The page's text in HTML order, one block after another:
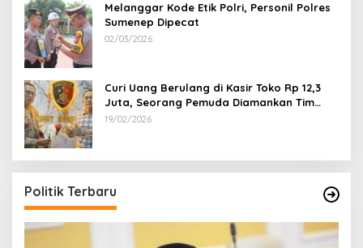
Melanggar Kode Etik Polri, Personil Polres
Sumenep Dipecat
02/03/2026
Curi Uang Berulang di Kasir Toko Rp 12,3
Juta, Seorang Pemuda Diamankan Tim
Reskrim Polsek Lenteng Sumenep
19/02/2026
Politik Terbaru